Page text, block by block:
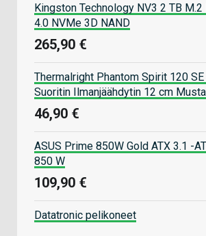
Kingston Technology NV3 2 TB
4.0 NVMe 3D NAND
265,90 €
Thermalright Phantom Spirit 120 SE
Suoritin Ilmanjäähdytin 12 cm
46,90 €
ASUS Prime 850W Gold ATX 3.1 -
850 W
109,90 €
Datatronic pelikoneet